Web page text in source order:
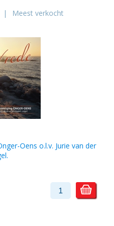
| Meest verkocht
Oens o.l.v. Jurie van der